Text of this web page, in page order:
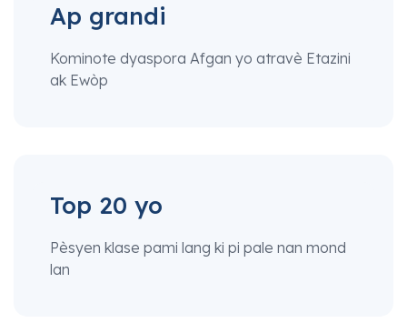
Ap grandi
Kominote dyaspora Afgan yo atravè Etazini
ak Ewòp
Top 20 yo
Pèsyen klase pami lang ki pi pale nan mond
lan